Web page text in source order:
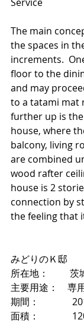
The main
the spaces in
increments.
floor to the
and may
to a tatami mat
further up is
house, where
balcony, living
are combined
wood rafter
house is 2
connection by
the feeling that
みどりのＫ邸
所在地：　　 茨
主要用途：　専
期間：　　　
面積：　　　